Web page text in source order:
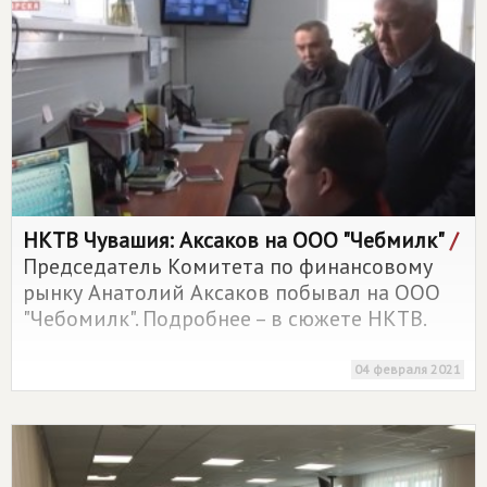
НКТВ Чувашия: Аксаков на ООО "Чебмилк"/
Председатель Комитета по финансовому
рынку Анатолий Аксаков побывал на ООО
"Чебомилк". Подробнее – в сюжете НКТВ.
04 февраля 2021